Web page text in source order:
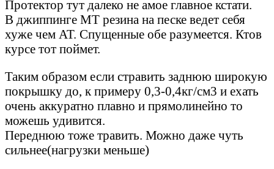
Протектор тут далеко не амое главное кстати.
В джиппинге МТ резина на песке ведет себя
хуже чем АТ. Спущенные обе разумеется. Ктов
курсе тот поймет.
Таким образом если стравить заднюю широкую
покрышку до, к примеру 0,3-0,4кг/см3 и ехать
очень аккуратно плавно и прямолинейно то
можешь удивится.
Переднюю тоже травить. Можно даже чуть
сильнее(нагрузки меньше)